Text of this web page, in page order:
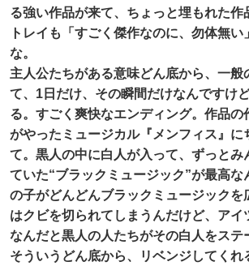
る強い作品が来て、ちょっと埋もれた作
トレイも「すごく傑作なのに、勿体無い
な。
主人公たちがある意味どん底から、一般
て、1日だけ、その瞬間だけなんですけ
る。すごく爽快なエンディング。作品の
がやったミュージカル『メンフィス』に
て。黒人の中に白人が入って、ずっとみ
ていた“ブラックミュージック”が最高な
の子がどんどんブラックミュージックを
はクビを切られてしまうんだけど、アイ
なんだと黒人の人たちがその白人をステ
そういうどん底から、リベンジしてくれ